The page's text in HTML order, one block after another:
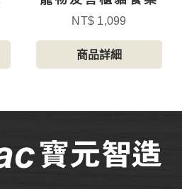
NT$ 1,099
商品詳細